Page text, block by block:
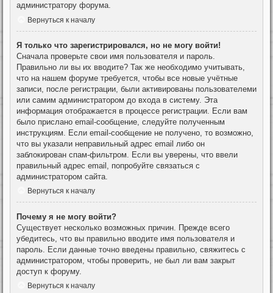
администратору форума.
Вернуться к началу
Я только что зарегистрировался, но не могу войти!
Сначала проверьте свои имя пользователя и пароль.
Правильно ли вы их вводите? Так же необходимо учитывать,
что на нашем форуме требуется, чтобы все новые учётные
записи, после регистрации, были активированы пользователеми
или самим администратором до входа в систему. Эта
информация отображается в процессе регистрации. Если вам
было прислано email-сообщение, следуйте полученным
инструкциям. Если email-сообщение не получено, то возможно,
что вы указали неправильный адрес email либо он
заблокирован спам-фильтром. Если вы уверены, что ввели
правильный адрес email, попробуйте связаться с
администратором сайта.
Вернуться к началу
Почему я не могу войти?
Существует несколько возможных причин. Прежде всего
убедитесь, что вы правильно вводите имя пользователя и
пароль. Если данные точно введены правильно, свяжитесь с
администратором, чтобы проверить, не был ли вам закрыт
доступ к форуму.
Вернуться к началу